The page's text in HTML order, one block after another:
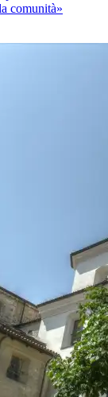
comunità»